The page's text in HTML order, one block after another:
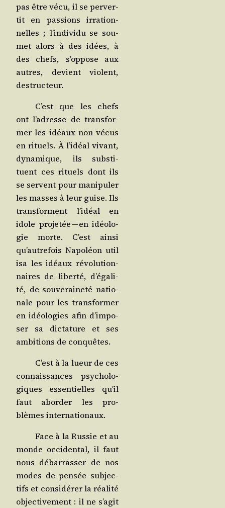
pas être vécu, il se per­ver­
tit en pas­sions irra­tion­
nelles ; l’in­di­vi­du se sou­
met alors à des idées, à
des chefs, s’op­pose aux
autres, devient violent,
destructeur.
C’est que les chefs
ont l’a­dresse de trans­for­
mer les idéaux non vécus
en rituels. À l’i­déal vivant,
dyna­mique, ils sub­sti­
tuent ces rituels dont ils
se servent pour mani­pu­ler
les masses à leur guise. Ils
trans­forment l’i­déal en
idole pro­je­tée — en idéo­lo­
gie morte. C’est ain­si
qu’au­tre­fois Napo­léon uti­l
i­sa les idéaux révo­lu­tion­
naires de liber­té, d’é­ga­li­
té, de sou­ve­rai­ne­té natio­
nale pour les trans­for­mer
en idéo­lo­gies afin d’im­po­
ser sa dic­ta­ture et ses
ambi­tions de conquêtes.
C’est à la lueur de ces
connais­sances psy­cho­lo­
giques essen­tielles qu’il
faut abor­der les pro­
blèmes internationaux.
Face à la Rus­sie et au
monde occi­den­tal, il faut
nous débar­ras­ser de nos
modes de pen­sée sub­jec­
tifs et consi­dé­rer la réa­li­té
objec­ti­ve­ment : il ne s’a­git